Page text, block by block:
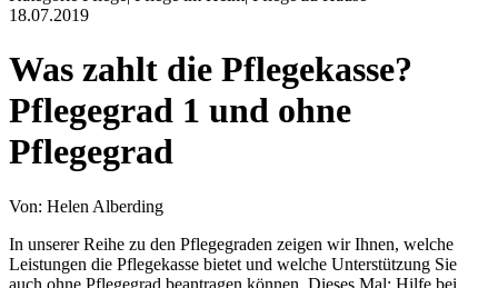
18.07.2019
Was zahlt die Pflegekasse?
Pflegegrad 1 und ohne
Pflegegrad
Von: Helen Alberding
In unserer Reihe zu den Pflegegraden zeigen wir Ihnen, welche
Leistungen die Pflegekasse bietet und welche Unterstützung Sie
auch ohne Pflegegrad beantragen können. Dieses Mal: Hilfe bei